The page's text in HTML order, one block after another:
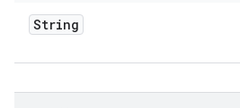
String